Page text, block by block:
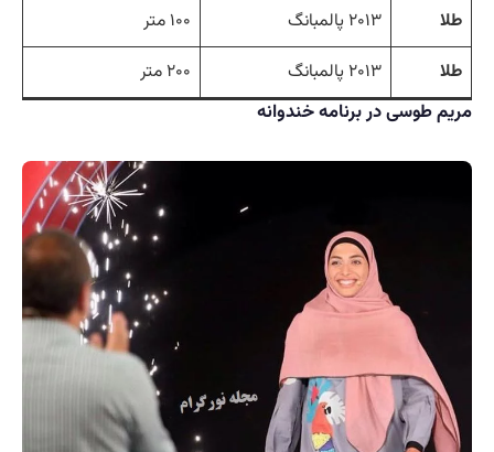
طلا
۲۰۱۳ پالمبانگ
۱۰۰ متر
طلا
۲۰۱۳ پالمبانگ ۲۰۰ متر
مریم طوسی در برنامه خندوانه